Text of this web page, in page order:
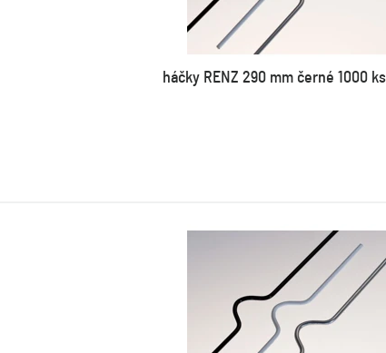
háčky RENZ 290 mm černé 1000